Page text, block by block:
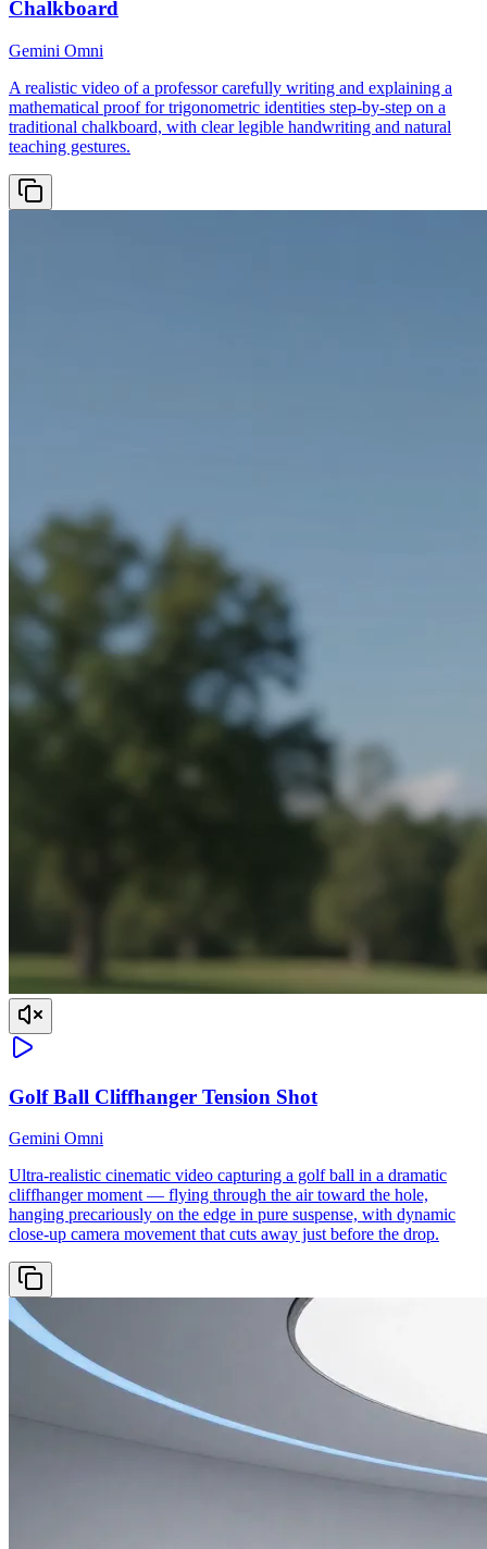
Chalkboard
Gemini Omni
A realistic video of a professor carefully writing and explaining a
mathematical proof for trigonometric identities step-by-step on a
traditional chalkboard, with clear legible handwriting and natural
teaching gestures.
Golf Ball Cliffhanger Tension Shot
Gemini Omni
Ultra-realistic cinematic video capturing a golf ball in a dramatic
cliffhanger moment — flying through the air toward the hole,
hanging precariously on the edge in pure suspense, with dynamic
close-up camera movement that cuts away just before the drop.